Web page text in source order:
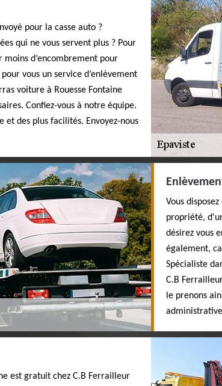
pour la casse auto ?
qui ne vous servent plus ? Pour
d’encombrement pour
vous un service d’enlèvement
voiture à Rouesse Fontaine
Confiez-vous à notre équipe.
et des plus facilités. Envoyez-nous
Vous
propriété,
désirez vous
également,
Spécialiste
C.B
le prenons
est gratuit chez C.B Ferrailleur